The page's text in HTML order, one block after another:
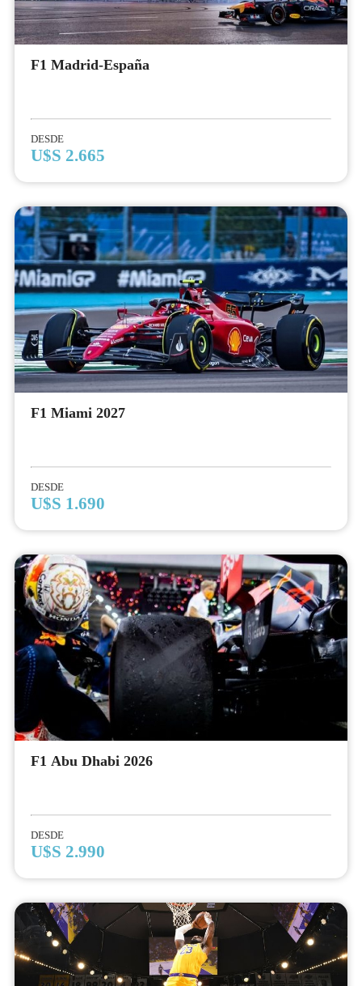
F1 Madrid-España
DESDE
U$S 2.665
F1 Miami 2027
DESDE
U$S 1.690
F1 Abu Dhabi 2026
DESDE
U$S 2.990